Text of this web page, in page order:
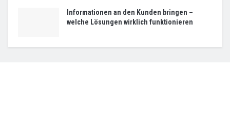
Informationen an den Kunden bringen –
welche Lösungen wirklich funktionieren